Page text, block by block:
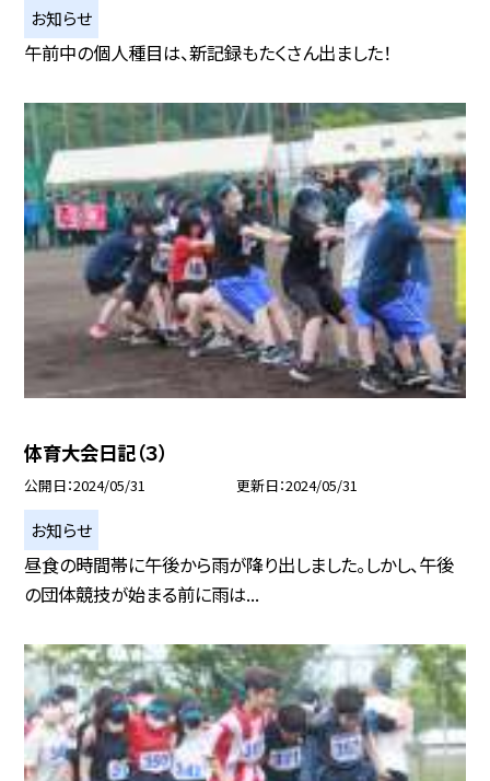
お知らせ
午前中の個人種目は、新記録もたくさん出ました！
体育大会日記（３）
公開日 2024/05/31 更新日 2024/05/31
お知らせ
昼食の時間帯に午後から雨が降り出しました。しかし、午後
の団体競技が始まる前に雨は...